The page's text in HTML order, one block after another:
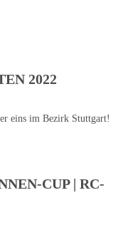
2022
eins im Bezirk Stuttgart!
CUP | RC-